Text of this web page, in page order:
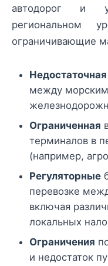
автодорог и
региональном
ограничивающие
Недостаточная
между
Ограниченная
терминалов в
(например,
Регуляторные
перевозке
включая
локальных
Ограничения
и недостаток